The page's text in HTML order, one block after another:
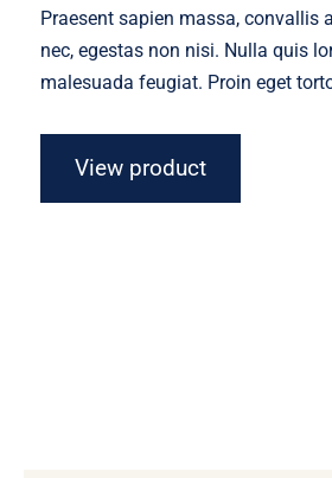
Praesent sapien massa, convallis
nec, egestas non nisi. Nulla quis
malesuada feugiat. Proin eget
View product